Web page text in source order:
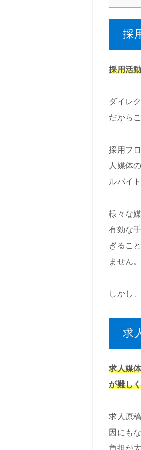
採
採用活
ダイレ
だから
採用フ
人媒体
ルバイ
様々な
有効な
ぎるこ
ません。
しかし
求
求人媒
が難し
求人原
因にも
負担が